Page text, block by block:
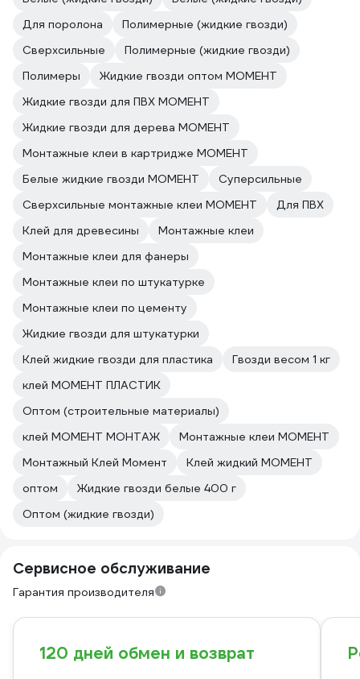
Для поролона
Полимерные (жидкие гвозди)
Сверхсильные
Полимерные (жидкие гвозди)
Полимеры
Жидкие гвозди оптом МОМЕНТ
Жидкие гвозди для ПВХ МОМЕНТ
Жидкие гвозди для дерева МОМЕНТ
Монтажные клеи в картридже МОМЕНТ
Белые жидкие гвозди МОМЕНТ
Суперсильные
Сверхсильные монтажные клеи МОМЕНТ
Для ПВХ
Клей для древесины
Монтажные клеи
Монтажные клеи для фанеры
Монтажные клеи по штукатурке
Монтажные клеи по цементу
Жидкие гвозди для штукатурки
Клей жидкие гвозди для пластика
Гвозди весом 1 кг
клей МОМЕНТ ПЛАСТИК
Оптом (строительные материалы)
клей МОМЕНТ МОНТАЖ
Монтажные клеи МОМЕНТ
Монтажный Клей Момент
Клей жидкий МОМЕНТ
оптом
Жидкие гвозди белые 400 г
Оптом (жидкие гвозди)
Сервисное обслуживание
Гарантия производителя
120 дней обмен и возврат